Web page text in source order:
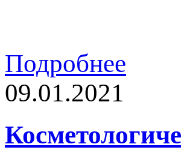
Подробнее
09.01.2021